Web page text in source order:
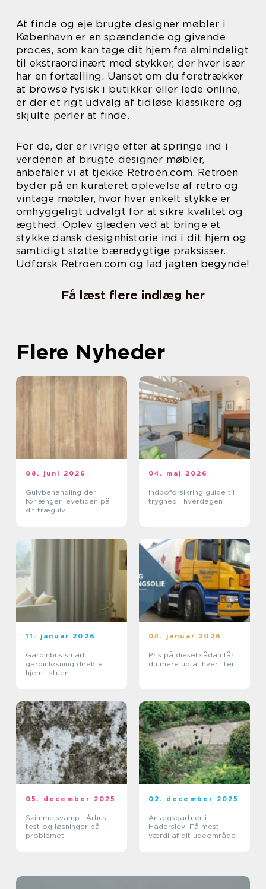
At finde og eje brugte designer møbler i
København er en spændende og givende
proces, som kan tage dit hjem fra almindeligt
til ekstraordinært med stykker, der hver især
har en fortælling. Uanset om du foretrækker
at browse fysisk i butikker eller lede online,
er der et rigt udvalg af tidløse klassikere og
skjulte perler at finde.
For de, der er ivrige efter at springe ind i
verdenen af brugte designer møbler,
anbefaler vi at tjekke Retroen.com. Retroen
byder på en kurateret oplevelse af retro og
vintage møbler, hvor hver enkelt stykke er
omhyggeligt udvalgt for at sikre kvalitet og
ægthed. Oplev glæden ved at bringe et
stykke dansk designhistorie ind i dit hjem og
samtidigt støtte bæredygtige praksisser.
Udforsk Retroen.com og lad jagten begynde!
Få læst flere indlæg her
Flere Nyheder
08. juni 2026
Gulvbehandling der
forlænger levetiden på
dit trægulv
04. maj 2026
Indboforsikring guide til
tryghed i hverdagen
11. januar 2026
Gardinbus smart
gardinløsning direkte
hjem i stuen
04. januar 2026
Pris på diesel sådan får
du mere ud af hver liter
05. december 2025
Skimmelsvamp i Århus:
test og løsninger på
problemet
02. december 2025
Anlægsgartner i
Haderslev: Få mest
værdi af dit udeområde